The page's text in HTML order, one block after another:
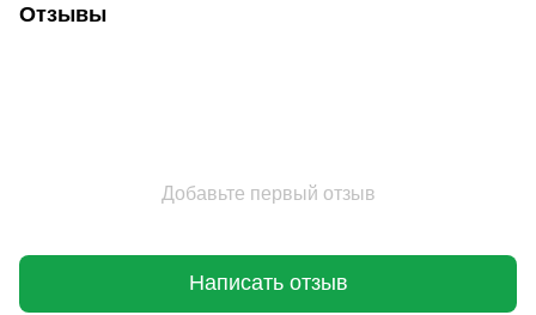
Отзывы
Добавьте первый отзыв
Написать отзыв